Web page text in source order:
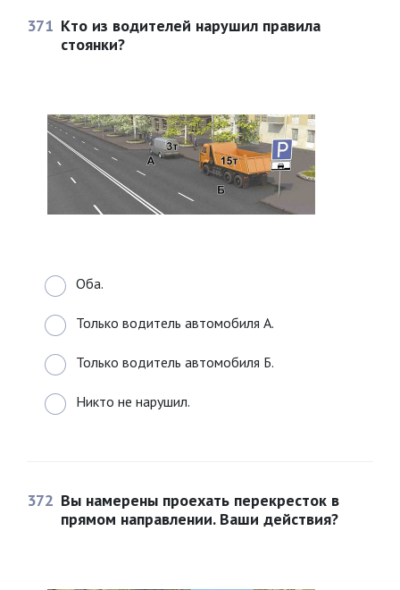
371 Кто из водителей нарушил правила
стоянки?
Оба.
Только водитель автомобиля А.
Только водитель автомобиля Б.
Никто не нарушил.
372 Вы намерены проехать перекресток в
прямом направлении. Ваши действия?